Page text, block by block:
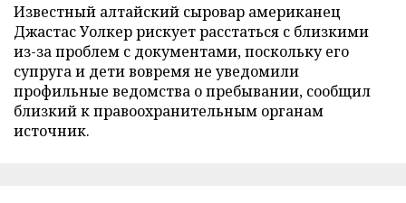
Известный алтайский сыровар американец
Джастас Уолкер рискует расстаться с близкими
из-за проблем с документами, поскольку его
супруга и дети вовремя не уведомили
профильные ведомства о пребывании, сообщил
близкий к правоохранительным органам
источник.